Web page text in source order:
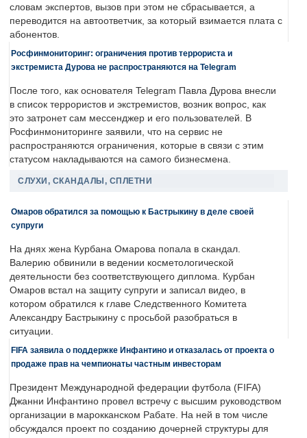
словам экспертов, вызов при этом не сбрасывается, а
переводится на автоответчик, за который взимается плата с
абонентов.
Росфинмониторинг: ограничения против террориста и
экстремиста Дурова не распространяются на Telegram
После того, как основателя Telegram Павла Дурова внесли
в список террористов и экстремистов, возник вопрос, как
это затронет сам мессенджер и его пользователей. В
Росфинмониторинге заявили, что на сервис не
распространяются ограничения, которые в связи с этим
статусом накладываются на самого бизнесмена.
СЛУХИ, СКАНДАЛЫ, СПЛЕТНИ
Омаров обратился за помощью к Бастрыкину в деле своей
супруги
На днях жена Курбана Омарова попала в скандал.
Валерию обвинили в ведении косметологической
деятельности без соответствующего диплома. Курбан
Омаров встал на защиту супруги и записал видео, в
котором обратился к главе Следственного Комитета
Александру Бастрыкину с просьбой разобраться в
ситуации.
FIFA заявила о поддержке Инфантино и отказалась от проекта о
продаже прав на чемпионаты частным инвесторам
Президент Международной федерации футбола (FIFA)
Джанни Инфантино провел встречу с высшим руководством
организации в марокканском Рабате. На ней в том числе
обсуждался проект по созданию дочерней структуры для